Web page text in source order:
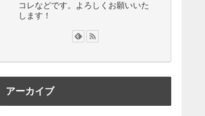
コレなどです。よろしくお願いいた
します！
アーカイブ